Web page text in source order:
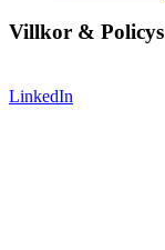
Villkor & Policys
LinkedIn